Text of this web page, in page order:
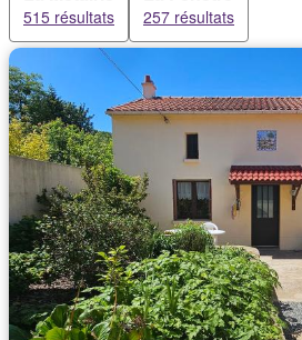
515 résultats 257 résultats